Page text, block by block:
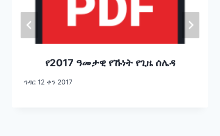
የ2017 ዓመታዊ የኹነት የጊዜ ሰሌዳ
ኅዳር 12 ቀን 2017